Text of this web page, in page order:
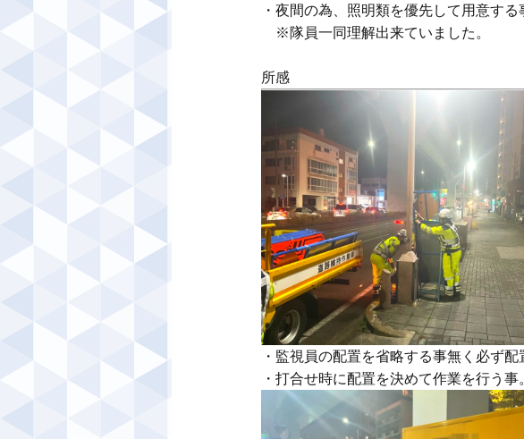
・夜間の為、照明類を優先して用意する
※隊員一同理解出来ていました。
所感
・監視員の配置を省略する事無く必ず配